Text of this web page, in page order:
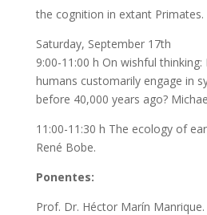
the cognition in extant Primates.
Saturday, September 17th
9:00-11:00 h On wishful
humans customarily engage in
before 40,000 years ago?
11:00-11:30 h The ecology of
René Bobe.
Ponentes:
Prof. Dr. Héctor Marín